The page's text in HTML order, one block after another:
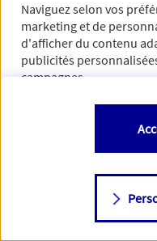
Naviguez selon vos
marketing et de
d'afficher du contenu
publicités
campagnes.
Vous êtes libre de les
changer d'avis à tout
Consulter notre